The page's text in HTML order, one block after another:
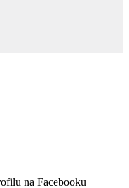
na Facebooku